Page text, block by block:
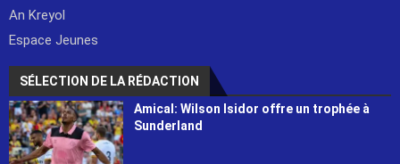
An Kreyol
Espace Jeunes
SÉLECTION DE LA RÉDACTION
Amical: Wilson Isidor offre un trophée à
Sunderland